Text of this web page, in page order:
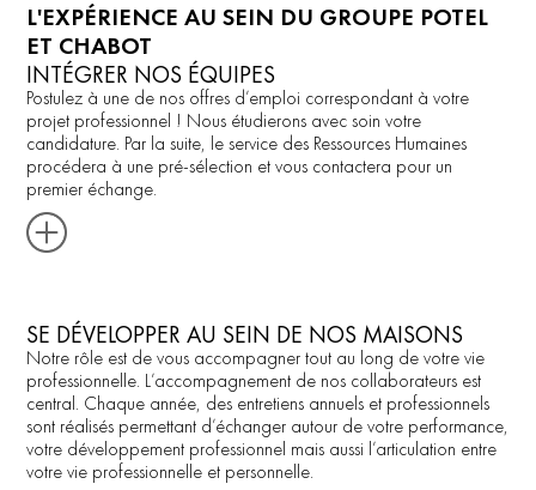
L'EXPÉRIENCE AU SEIN DU GROUPE POTEL
ET CHABOT
INTÉGRER NOS ÉQUIPES
Postulez à une de nos offres d’emploi correspondant à votre
projet professionnel ! Nous étudierons avec soin votre
candidature. Par la suite, le service des Ressources Humaines
procédera à une pré-sélection et vous contactera pour un
premier échange.
SE DÉVELOPPER AU SEIN DE NOS MAISONS
Notre rôle est de vous accompagner tout au long de votre vie
professionnelle. L’accompagnement de nos collaborateurs est
central. Chaque année, des entretiens annuels et professionnels
sont réalisés permettant d’échanger autour de votre performance,
votre développement professionnel mais aussi l’articulation entre
votre vie professionnelle et personnelle.